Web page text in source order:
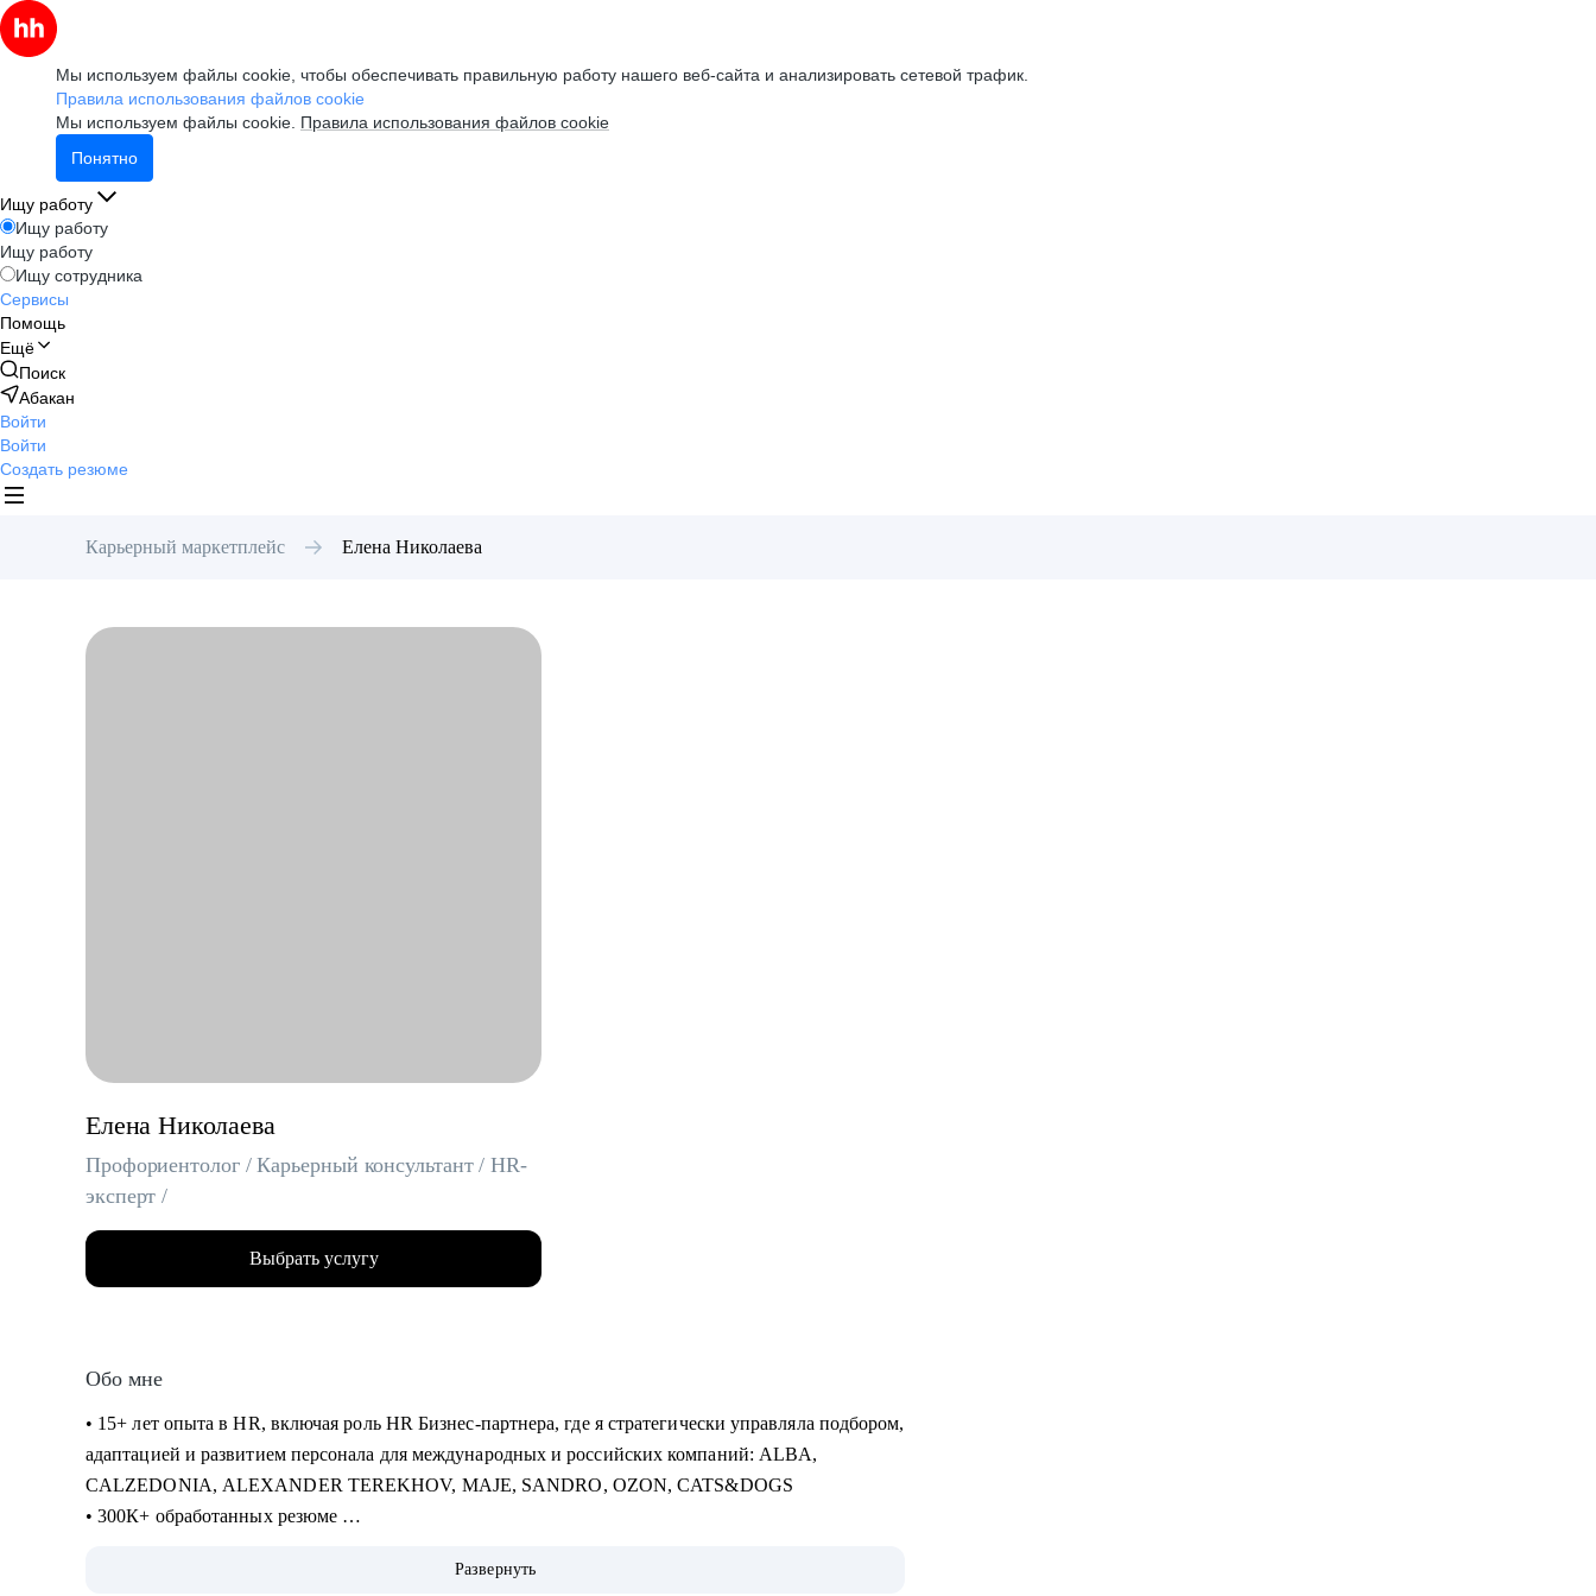
Мы используем файлы cookie, чтобы обеспечивать правильную работу нашего веб-сайта и анализировать сетевой трафик.
Правила использования файлов cookie
Мы используем файлы cookie. Правила использования файлов cookie
Понятно
Ищу работу
Ищу работу
Ищу работу
Ищу сотрудника
Сервисы
Помощь
Ещё
Поиск
Абакан
Войти
Войти
Создать резюме
Карьерный маркетплейс Елена Николаева
Елена Николаева
Профориентолог / Карьерный консультант / HR-
эксперт /
Выбрать услугу
Обо мне
• 15+ лет опыта в HR, включая роль HR Бизнес-партнера, где я стратегически управляла подбором,
адаптацией и развитием персонала для международных и российских компаний: ALBA,
CALZEDONIA, ALEXANDER TEREKHOV, MAJE, SANDRO, OZON, CATS&DOGS
• 300К+ обработанных резюме
Закупки, Склад, E-Commerce, Производство, HR, Бухгалтерия и Финансы, Отели / Рестораны /
Развернуть